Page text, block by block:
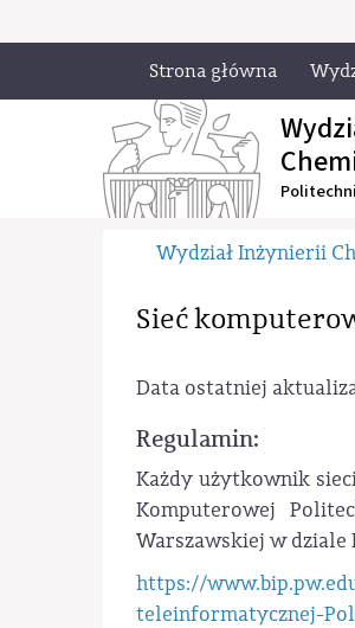
Strona główna
Wydział Inżynierii
Sieć
Data ostatniej
Regulamin:
Każdy użytkownik
Komputerowej
Warszawskiej w dziale
https://
teleinformatycznej-